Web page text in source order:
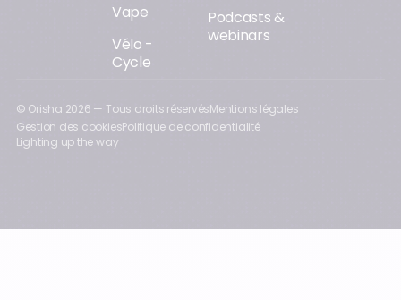
Vape
Vélo -
Cycle
Podcasts &
webinars
© Orisha 2026 — Tous droits réservésMentions légales
Gestion des cookiesPolitique de confidentialité
Lighting up the way